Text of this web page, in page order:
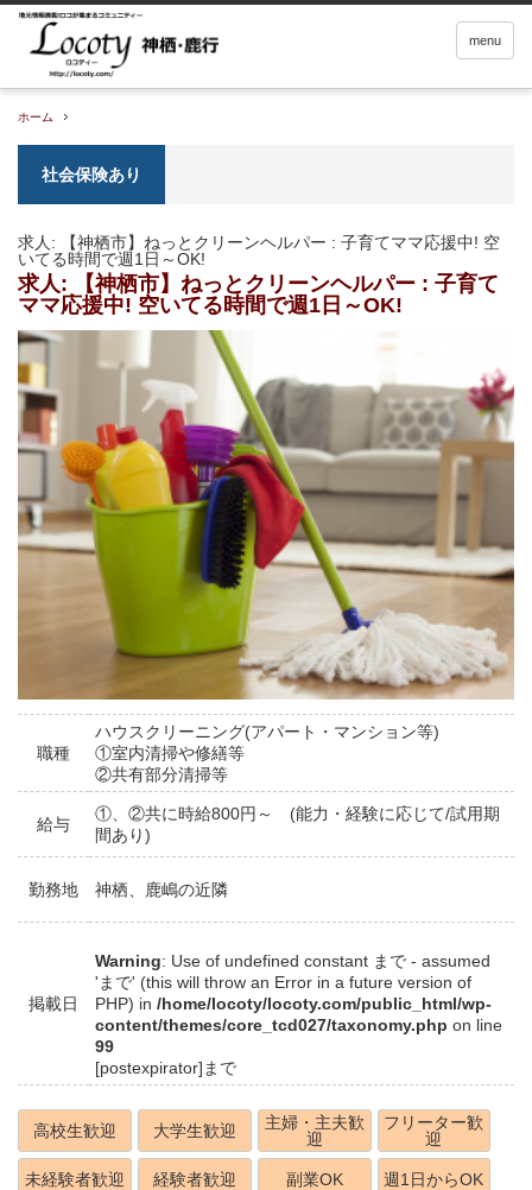
menu
ホーム
社会保険あり
求人: 【神栖市】ねっとクリーンヘルパー : 子育てママ応援中! 空
いてる時間で週1日～OK!
求人: 【神栖市】ねっとクリーンヘルパー : 子育て
ママ応援中! 空いてる時間で週1日～OK!
職種
ハウスクリーニング(アパート・マンション等)
①室内清掃や修繕等
②共有部分清掃等
給与
①、②共に時給800円～ (能力・経験に応じて/試用期
間あり)
勤務地 神栖、鹿嶋の近隣
掲載日
Warning: Use of undefined constant まで - assumed
'まで' (this will throw an Error in a future version of
PHP) in /home/locoty/locoty.com/public_html/wp-
content/themes/core_tcd027/taxonomy.php on line
99
[postexpirator]まで
高校生歓迎 大学生歓迎
主婦・主夫歓
迎
フリーター歓
迎
未経験者歓迎 経験者歓迎 副業OK 週1日からOK